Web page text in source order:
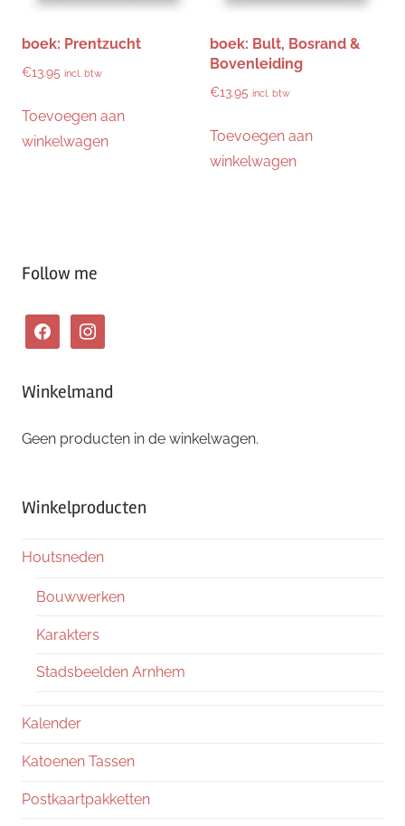
boek: Prentzucht
€13.95 incl. btw
Toevoegen aan
winkelwagen
boek: Bult, Bosrand &
Bovenleiding
€13.95 incl. btw
Toevoegen aan
winkelwagen
Follow me
facebookinstagram
Winkelmand
Geen producten in de winkelwagen.
Winkelproducten
Houtsneden
Bouwwerken
Karakters
Stadsbeelden Arnhem
Kalender
Katoenen Tassen
Postkaartpakketten